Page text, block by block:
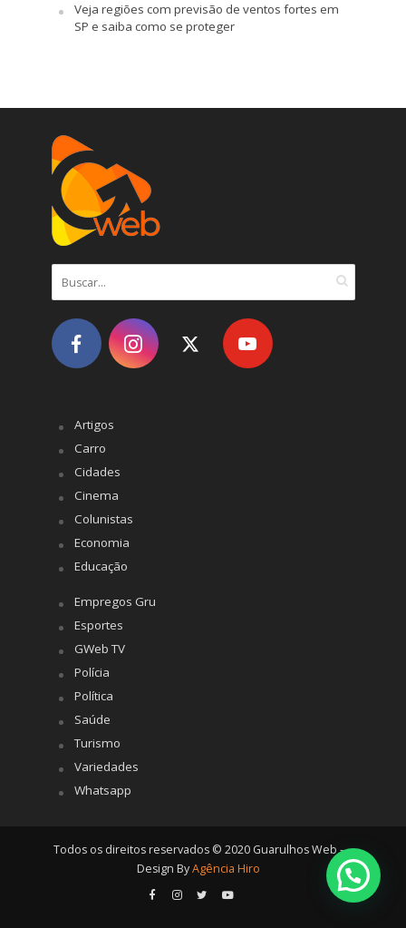
Veja regiões com previsão de ventos fortes em
SP e saiba como se proteger
Artigos
Carro
Cidades
Cinema
Colunistas
Economia
Educação
Empregos Gru
Esportes
GWeb TV
Polícia
Política
Saúde
Turismo
Variedades
Whatsapp
Todos os direitos reservados © 2020 Guarulhos Web -
Design ByAgência Hiro